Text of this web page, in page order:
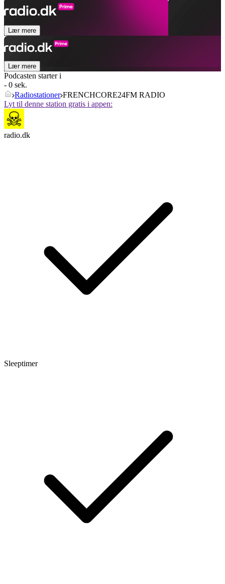
Lær mere
Lær mere
Podcasten starter i
- 0 sek.
Radiostationer FRENCHCORE24FM RADIO
Lyt til denne station gratis i appen:
radio.dk
Sleeptimer